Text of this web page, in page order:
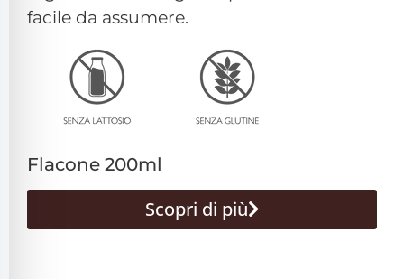
facile da assumere.
Flacone 200ml
Scopri di più